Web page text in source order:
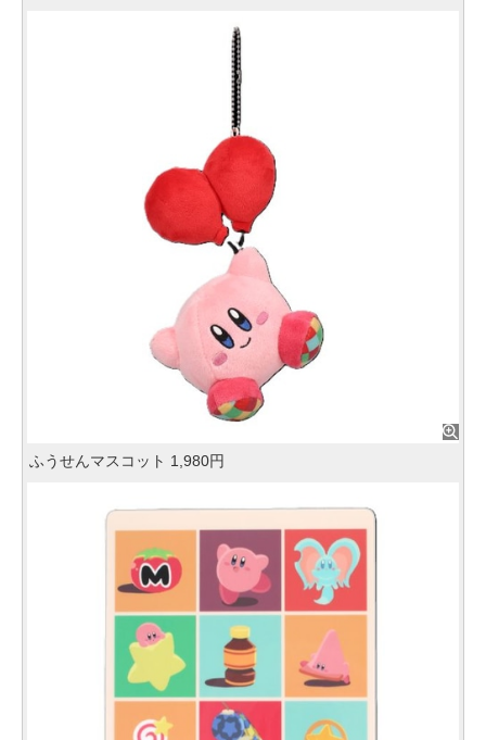
ふうせんマスコット 1,980円